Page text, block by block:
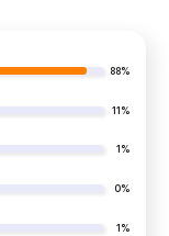
88%
11%
1%
0%
1%